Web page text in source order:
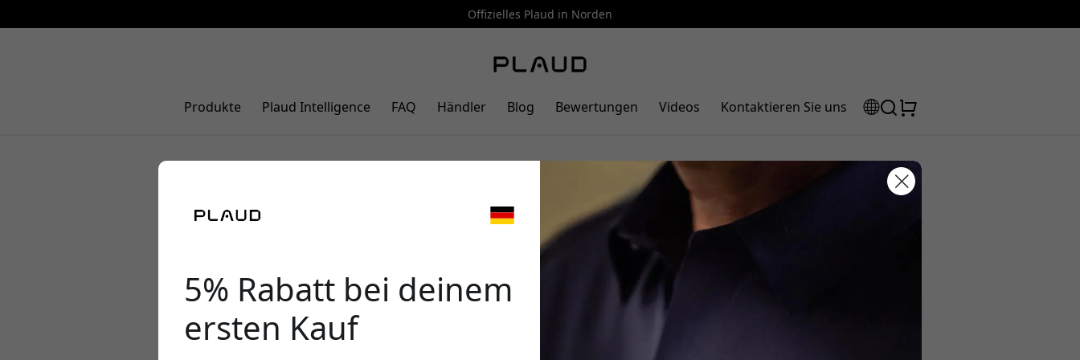
Offizielles Plaud in Norden
Produkte Plaud Intelligence FAQ Händler Blog Bewertungen Videos Kontaktieren Sie uns
So sparen Sie Zeit und erzielen bessere Ergebnisse –
mit smarten Vorlagen von echten Nutzern
5% Rabatt bei deinem
ersten Kauf
🎉 Dein Rabattcode:
Verwende diesen Code an der Kasse, um 5% Rabatt zu